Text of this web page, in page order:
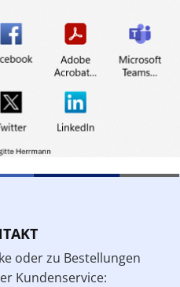
oder zu Bestellungen
Kundenservice: